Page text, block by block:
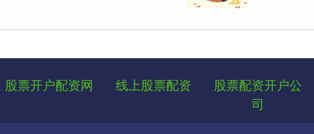
股票开户配资网 线上股票配资
股票配资开户公
司